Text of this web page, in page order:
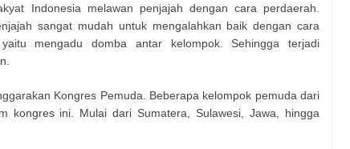
Indonesia melawan penjajah dengan cara perdaerah.
sangat mudah untuk mengalahkan baik dengan cara
mengadu domba antar kelompok. Sehingga terjadi
Kongres Pemuda. Beberapa kelompok pemuda dari
kongres ini. Mulai dari Sumatera, Sulawesi, Jawa, hingga